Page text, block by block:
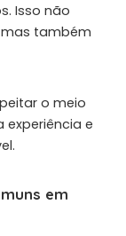
Isso não
também
o meio
e
em